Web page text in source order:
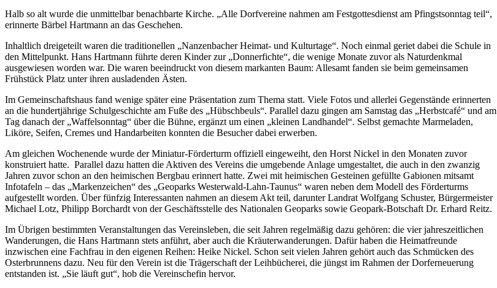
Halb so alt wurde die unmittelbar benachbarte Kirche. „Alle Dorfvereine nahmen am Festgottesdienst am Pfingstsonntag teil“,
erinnerte Bärbel Hartmann an das Geschehen.
Inhaltlich dreigeteilt waren die traditionellen „Nanzenbacher Heimat- und Kulturtage“. Noch einmal geriet dabei die Schule in
den Mittelpunkt. Hans Hartmann führte deren Kinder zur „Donnerfichte“, die wenige Monate zuvor als Naturdenkmal
ausgewiesen worden war. Die waren beeindruckt von diesem markanten Baum: Allesamt fanden sie beim gemeinsamen
Frühstück Platz unter ihren ausladenden Ästen.
Im Gemeinschaftshaus fand wenige später eine Präsentation zum Thema statt. Viele Fotos und allerlei Gegenstände erinnerten
an die hundertjährige Schulgeschichte am Fuße des „Hübschbeuls“. Parallel dazu gingen am Samstag das „Herbstcafé“ und am
Tag danach der „Waffelsonntag“ über die Bühne, ergänzt um einen „kleinen Landhandel“. Selbst gemachte Marmeladen,
Liköre, Seifen, Cremes und Handarbeiten konnten die Besucher dabei erwerben.
Am gleichen Wochenende wurde der Miniatur-Förderturm offiziell eingeweiht, den Horst Nickel in den Monaten zuvor
konstruiert hatte. Parallel dazu hatten die Aktiven des Vereins die umgebende Anlage umgestaltet, die auch in den zwanzig
Jahren zuvor schon an den heimischen Bergbau erinnert hatte. Zwei mit heimischen Gesteinen gefüllte Gabionen mitsamt
Infotafeln – das „Markenzeichen“ des „Geoparks Westerwald-Lahn-Taunus“ waren neben dem Modell des Förderturms
aufgestellt worden. Über fünfzig Interessanten nahmen an diesem Akt teil, darunter Landrat Wolfgang Schuster, Bürgermeister
Michael Lotz, Philipp Borchardt von der Geschäftsstelle des Nationalen Geoparks sowie Geopark-Botschaft Dr. Erhard Reitz.
Im Übrigen bestimmten Veranstaltungen das Vereinsleben, die seit Jahren regelmäßig dazu gehören: die vier jahreszeitlichen
Wanderungen, die Hans Hartmann stets anführt, aber auch die Kräuterwanderungen. Dafür haben die Heimatfreunde
inzwischen eine Fachfrau in den eigenen Reihen: Heike Nickel. Schon seit vielen Jahren gehört auch das Schmücken des
Osterbrunnens dazu. Neu für den Verein ist die Trägerschaft der Leihbücherei, die jüngst im Rahmen der Dorferneuerung
entstanden ist. „Sie läuft gut“, hob die Vereinschefin hervor.